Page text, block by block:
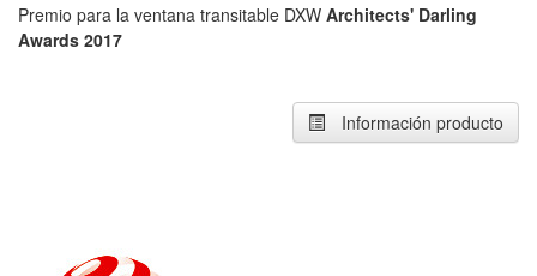
Premio para la ventana transitable DXW Architects' Darling
Awards 2017
Información producto